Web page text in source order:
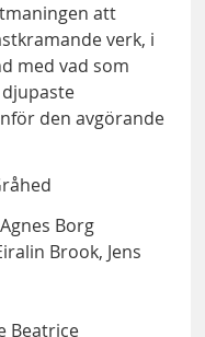
att
verk, i
med vad som
den avgörande
Borg
Brook, Jens
Beatrice